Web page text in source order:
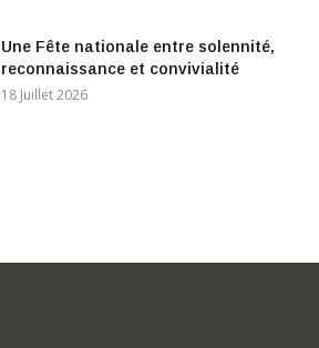
Une Fête nationale entre solennité,
reconnaissance et convivialité
18 Juillet 2026